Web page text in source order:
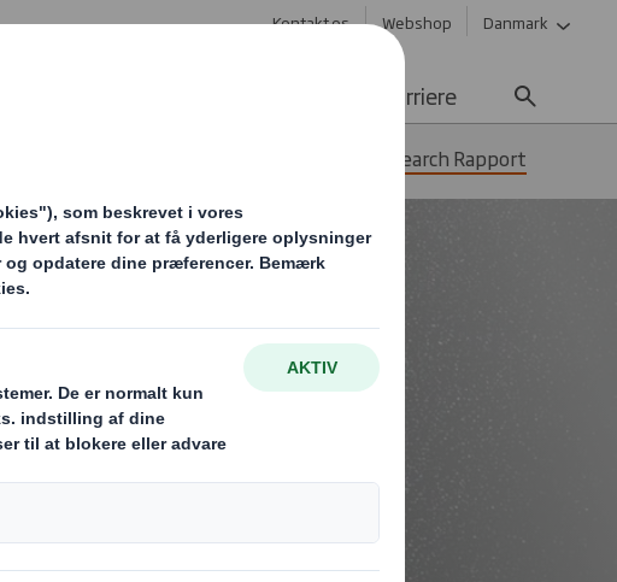
Kontakt os Webshop Danmark
Karriere
SCO Research Rapport